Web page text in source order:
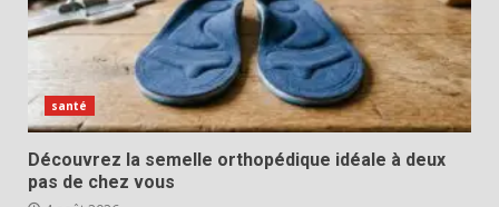
santé
Découvrez la semelle orthopédique idéale à deux
pas de chez vous